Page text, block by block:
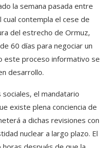
la semana pasada entre
contempla el cese de
del estrecho de Ormuz,
60 días para negociar un
este proceso informativo se
desarrollo.
el mandatario
existe plena conciencia de
a dichas revisiones con
nuclear a largo plazo. El